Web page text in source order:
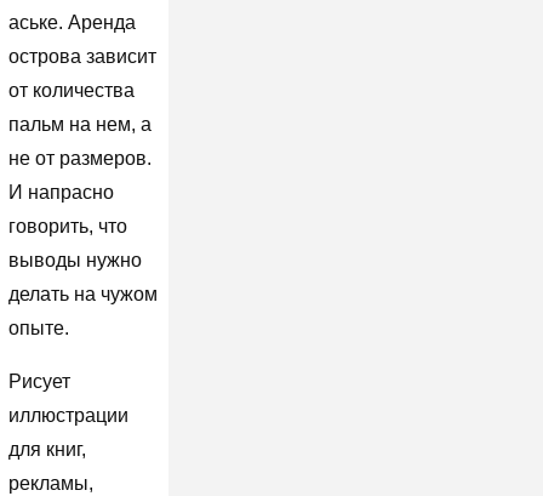
аське. Аренда
острова зависит
от количества
пальм на нем, а
не от размеров.
И напрасно
говорить, что
выводы нужно
делать на чужом
опыте.
Рисует
иллюстрации
для книг,
рекламы,